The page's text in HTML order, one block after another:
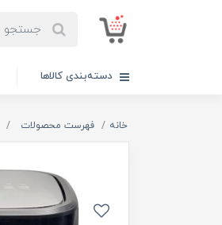
دسته‌بندی کالاها
خانه فهرست محصولات